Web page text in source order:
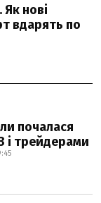
Як нові
вдарять по
почалася
і трейдерами